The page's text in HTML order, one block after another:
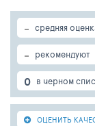
- средняя
- рекомендуют
0 в черном
ОЦЕНИТЬ